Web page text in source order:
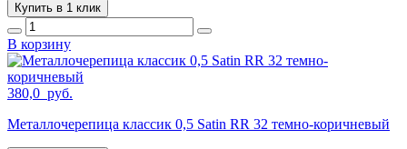
Купить в 1 клик
В корзину
380,0 руб.
Металлочерепица классик 0,5 Satin RR 32 темно-коричневый